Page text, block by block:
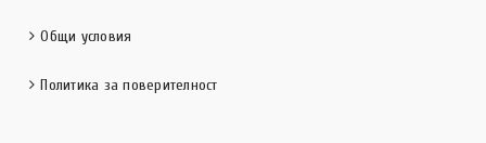
Общи условия
Политика за поверителност